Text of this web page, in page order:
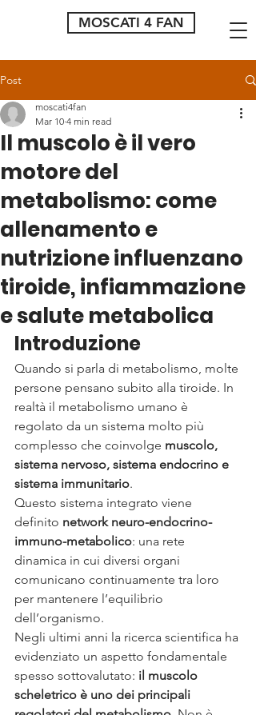
MOSCATI 4 FAN
Post
Il muscolo è il vero
motore del
metabolismo: come
allenamento e
nutrizione influenzano
tiroide, infiammazione
e salute metabolica
moscati4fan
Mar 10 4 min read
Introduzione
Quando si parla di metabolismo, molte
persone pensano subito alla tiroide. In
realtà il metabolismo umano è
regolato da un sistema molto più
complesso che coinvolge muscolo,
sistema nervoso, sistema endocrino e
sistema immunitario.
Questo sistema integrato viene
definito network neuro-endocrino-
immuno-metabolico: una rete
dinamica in cui diversi organi
comunicano continuamente tra loro
per mantenere l’equilibrio
dell’organismo.
Negli ultimi anni la ricerca scientifica ha
evidenziato un aspetto fondamentale
spesso sottovalutato: il muscolo
scheletrico è uno dei principali